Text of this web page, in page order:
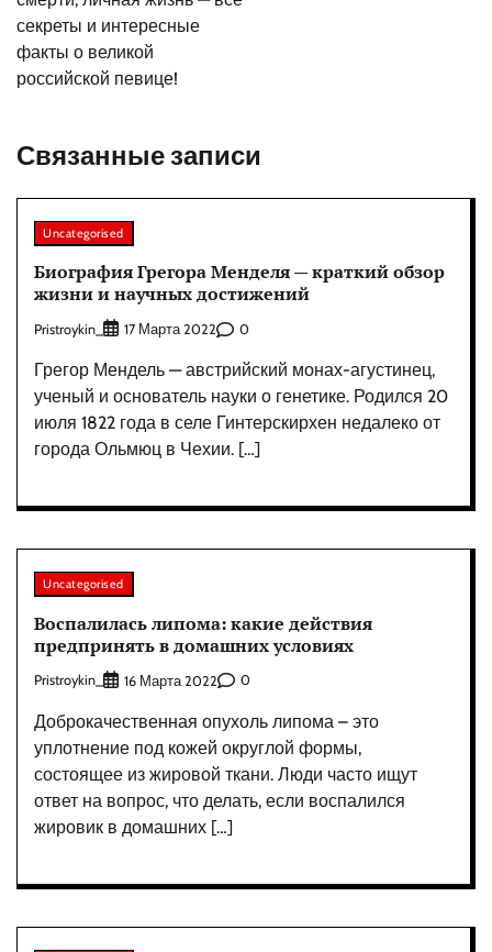
секреты и интересные
факты о великой
российской певице!
Связанные записи
Uncategorised
Биография Грегора Менделя — краткий обзор
жизни и научных достижений
Pristroykin_ 17 Марта 2022 0
Грегор Мендель — австрийский монах-агустинец,
ученый и основатель науки о генетике. Родился 20
июля 1822 года в селе Гинтерскирхен недалеко от
города Ольмюц в Чехии. […]
Uncategorised
Воспалилась липома: какие действия
предпринять в домашних условиях
Pristroykin_ 16 Марта 2022 0
Доброкачественная опухоль липома – это
уплотнение под кожей округлой формы,
состоящее из жировой ткани. Люди часто ищут
ответ на вопрос, что делать, если воспалился
жировик в домашних […]